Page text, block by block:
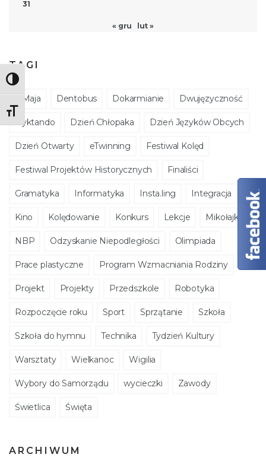
Toggle High Contrast
Toggle Font size
31
« gru lut »
TAGI
3 Maja Dentobus Dokarmianie Dwujęzyczność
Dyktando Dzień Chłopaka Dzień Języków Obcych
Dzień Otwarty eTwinning Festiwal Kolęd
Festiwal Projektów Historycznych Finaliści
Gramatyka Informatyka Insta.ling Integracja
Kino Kolędowanie Konkurs Lekcje Mikołajki
NBP Odzyskanie Niepodległości Olimpiada
Prace plastyczne Program Wzmacniania Rodziny
Projekt Projekty Przedszkole Robotyka
Rozpoczęcie roku Sport Sprzątanie Szkoła
Szkoła do hymnu Technika Tydzień Kultury
Warsztaty Wielkanoc Wigilia
Wybory do Samorządu wycieczki Zawody
Świetlica Święta
ARCHIWUM